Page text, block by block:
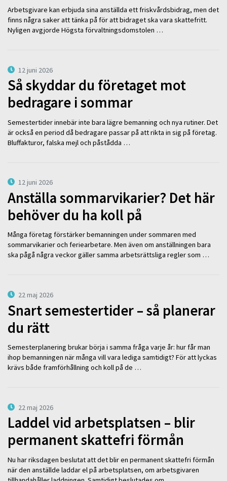
Arbetsgivare kan erbjuda sina anställda ett friskvårdsbidrag, men det
finns några saker att tänka på för att bidraget ska vara skattefritt.
Nyligen avgjorde Högsta förvaltningsdomstolen …
12 juni 2026
Så skyddar du företaget mot
bedragare i sommar
Semestertider innebär inte bara lägre bemanning och nya rutiner. Det
är också en period då bedragare passar på att rikta in sig på företag.
Bluffakturor, falska mejl och påstådda …
12 juni 2026
Anställa sommarvikarier? Det här
behöver du ha koll på
Många företag förstärker bemanningen under sommaren med
sommarvikarier och feriearbetare. Men även om anställningen bara
ska pågå några veckor gäller samma arbetsrättsliga regler som …
22 maj 2026
Snart semestertider – så planerar
du rätt
Semesterplanering brukar börja i samma fråga varje år: hur får man
ihop bemanningen när många vill vara lediga samtidigt? För att lyckas
krävs både framförhållning och koll på de …
22 maj 2026
Laddel vid arbetsplatsen – blir
permanent skattefri förmån
Nu har riksdagen beslutat att det blir en permanent skattefri förmån
när den anställde laddar el på arbetsplatsen, om arbetsgivaren